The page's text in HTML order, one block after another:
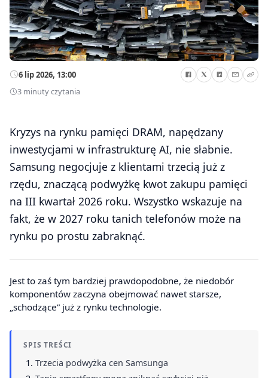
6 lip 2026, 13:00
3 minuty czytania
Kryzys na rynku pamięci DRAM, napędzany
inwestycjami w infrastrukturę AI, nie słabnie.
Samsung negocjuje z klientami trzecią już z
rzędu, znaczącą podwyżkę kwot zakupu pamięci
na III kwartał 2026 roku. Wszystko wskazuje na
fakt, że w 2027 roku tanich telefonów może na
rynku po prostu zabraknąć.
Jest to zaś tym bardziej prawdopodobne, że niedobór
komponentów zaczyna obejmować nawet starsze,
„schodzące” już z rynku technologie.
SPIS TREŚCI
Trzecia podwyżka cen Samsunga